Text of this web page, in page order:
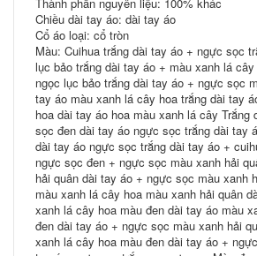
Chiều dài tay áo: dài tay áo
Cổ áo loại: cổ tròn
Màu: Cuihua trắng dài tay áo + ngực sọc
lục bảo trắng dài tay áo + màu xanh lá
ngọc lục bảo trắng dài tay áo + ngực sọc
tay áo màu xanh lá cây hoa trắng dài tay
hoa dài tay áo hoa màu xanh lá cây Trắng
sọc đen dài tay áo ngực sọc trắng dài tay
dài tay áo ngực sọc trắng dài tay áo +
ngực sọc đen + ngực sọc màu xanh hải
hải quân dài tay áo + ngực sọc màu xanh
màu xanh lá cây hoa màu xanh hải quân
xanh lá cây hoa màu đen dài tay áo màu
đen dài tay áo + ngực sọc màu xanh hải
xanh lá cây hoa màu đen dài tay áo +